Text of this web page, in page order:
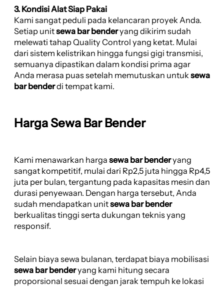
3. Kondisi Alat Siap Pakai
Kami sangat peduli pada kelancaran proyek Anda.
Setiap unitsewa bar benderyang dikirim sudah
melewati tahap Quality Control yang ketat. Mulai
dari sistem kelistrikan hingga fungsi gigi transmisi,
semuanya dipastikan dalam kondisi prima agar
Anda merasa puas setelah memutuskan untuksewa
bar benderdi tempat kami.
Harga Sewa Bar Bender
Kami menawarkan harga sewa bar benderyang
sangat kompetitif, mulai dari Rp2,5 juta hingga Rp4,5
juta per bulan, tergantung pada kapasitas mesin dan
durasi penyewaan. Dengan harga tersebut, Anda
sudah mendapatkan unitsewa bar bender
berkualitas tinggi serta dukungan teknis yang
responsif.
Selain biaya sewa bulanan, terdapat biaya mobilisasi
sewa bar benderyang kami hitung secara
proporsional sesuai dengan jarak tempuh ke lokasi